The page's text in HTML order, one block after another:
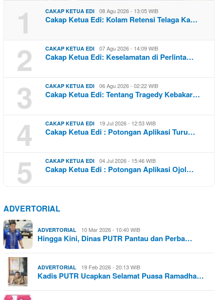
1 CAKAP KETUA EDI 08 Agu 2026 - 13:05 WIB
Cakap Ketua Edi: Kolam Retensi Telaga Ka…
2 CAKAP KETUA EDI 07 Agu 2026 - 14:09 WIB
Cakap Ketua Edi: Keselamatan di Perlinta…
3 CAKAP KETUA EDI 06 Agu 2026 - 02:22 WIB
Cakap Ketua Edi: Tentang Tragedy Kebakar…
4 CAKAP KETUA EDI 19 Jul 2026 - 12:53 WIB
Cakap Ketua Edi : Potongan Aplikasi Turu…
5 CAKAP KETUA EDI 04 Jul 2026 - 15:46 WIB
Cakap Ketua Edi : Potongan Aplikasi Ojol…
ADVERTORIAL
ADVERTORIAL 10 Mar 2026 - 10:40 WIB
Hingga Kini, Dinas PUTR Pantau dan Perba…
ADVERTORIAL 19 Feb 2026 - 20:13 WIB
Kadis PUTR Ucapkan Selamat Puasa Ramadha…